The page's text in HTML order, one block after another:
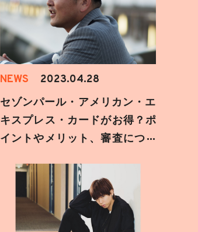
NEWS 2023.04.28
セゾンパール・アメリカン・エ
キスプレス・カードがお得？ポ
イントやメリット、審査につい
中】